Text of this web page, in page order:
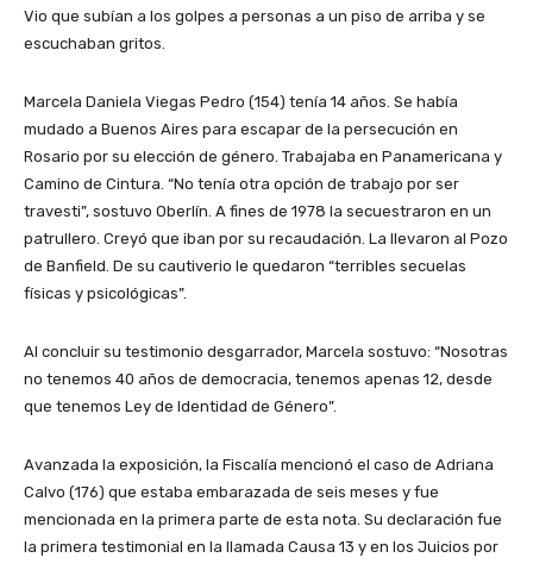
Vio que subían a los golpes a personas a un piso de arriba y se
escuchaban gritos.
Marcela Daniela Viegas Pedro (154) tenía 14 años. Se había
mudado a Buenos Aires para escapar de la persecución en
Rosario por su elección de género. Trabajaba en Panamericana y
Camino de Cintura. “No tenía otra opción de trabajo por ser
travesti”, sostuvo Oberlín. A fines de 1978 la secuestraron en un
patrullero. Creyó que iban por su recaudación. La llevaron al Pozo
de Banfield. De su cautiverio le quedaron “terribles secuelas
físicas y psicológicas”.
Al concluir su testimonio desgarrador, Marcela sostuvo: “Nosotras
no tenemos 40 años de democracia, tenemos apenas 12, desde
que tenemos Ley de Identidad de Género”.
Avanzada la exposición, la Fiscalía mencionó el caso de Adriana
Calvo (176) que estaba embarazada de seis meses y fue
mencionada en la primera parte de esta nota. Su declaración fue
la primera testimonial en la llamada Causa 13 y en los Juicios por